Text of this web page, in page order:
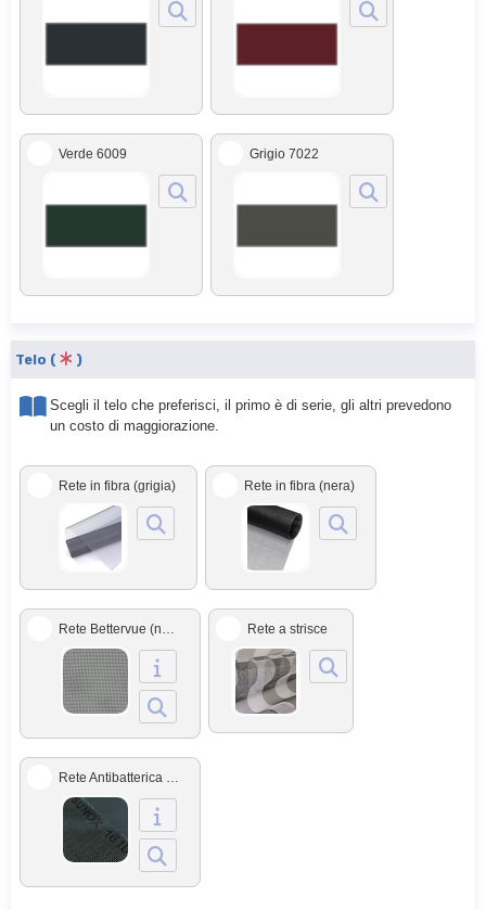
Verde 6009 Grigio 7022
Telo ( )
Scegli il telo che preferisci, il primo è di serie, gli altri prevedono
un costo di maggiorazione.
Rete in fibra (grigia) Rete in fibra (nera)
Rete Bettervue (nera) Rete a strisce
Rete Antibatterica SunoX